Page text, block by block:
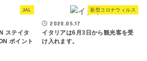
JAL
ステイタ
ポイント
新型コロナウィルス
2020.05.17
イタリアは6月3日から観光客を受
け入れます。